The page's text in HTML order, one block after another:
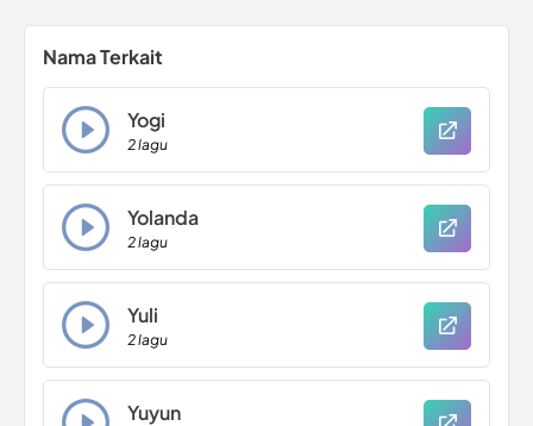
Nama Terkait
Yogi
2 lagu
Yolanda
2 lagu
Yuli
2 lagu
Yuyun